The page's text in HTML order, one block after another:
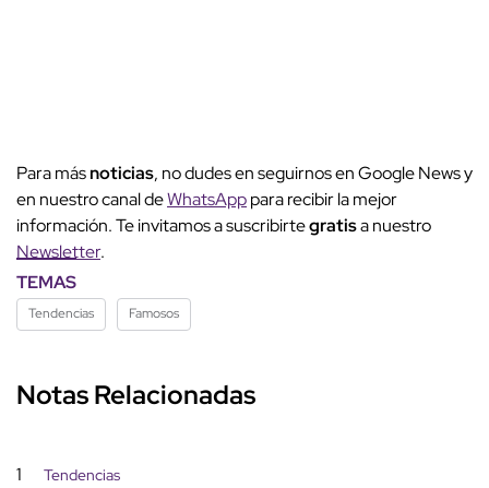
Para másnoticias, no dudes en seguirnos en Google News y
en nuestro canal deWhatsApppara recibir la mejor
información. Te invitamos a suscribirtegratisa nuestro
Newsletter.
TEMAS
Tendencias Famosos
Notas Relacionadas
1 Tendencias